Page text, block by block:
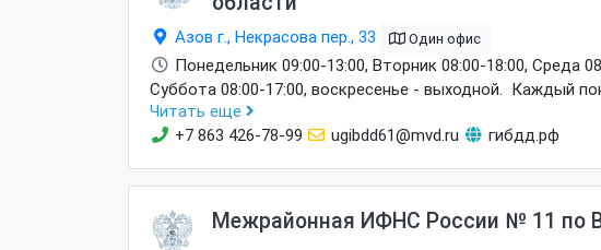
Азов г., Некрасова пер., 33 Один офис
Понедельник 09:00-13:00, Вторник 08:00-18:00, Среда
Суббота 08:00-17:00, воскресенье - выходной. Каждый
осуществляется прием граждан, только обратившихся
в электронном виде. С 11 апреля 2019 года
транспортными средствами категорий: "CD", "CE", "BE",
Услуги по приему граждан в последнее воскресенье
Читать еще
+7 863 426-78-99
ugibdd61@mvd.ru гибдд.рф
Межрайонная ИФНС России № 11 по